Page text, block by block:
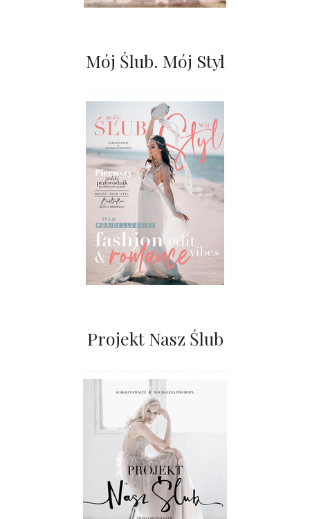
Mój Ślub. Mój Styl
Projekt Nasz Ślub